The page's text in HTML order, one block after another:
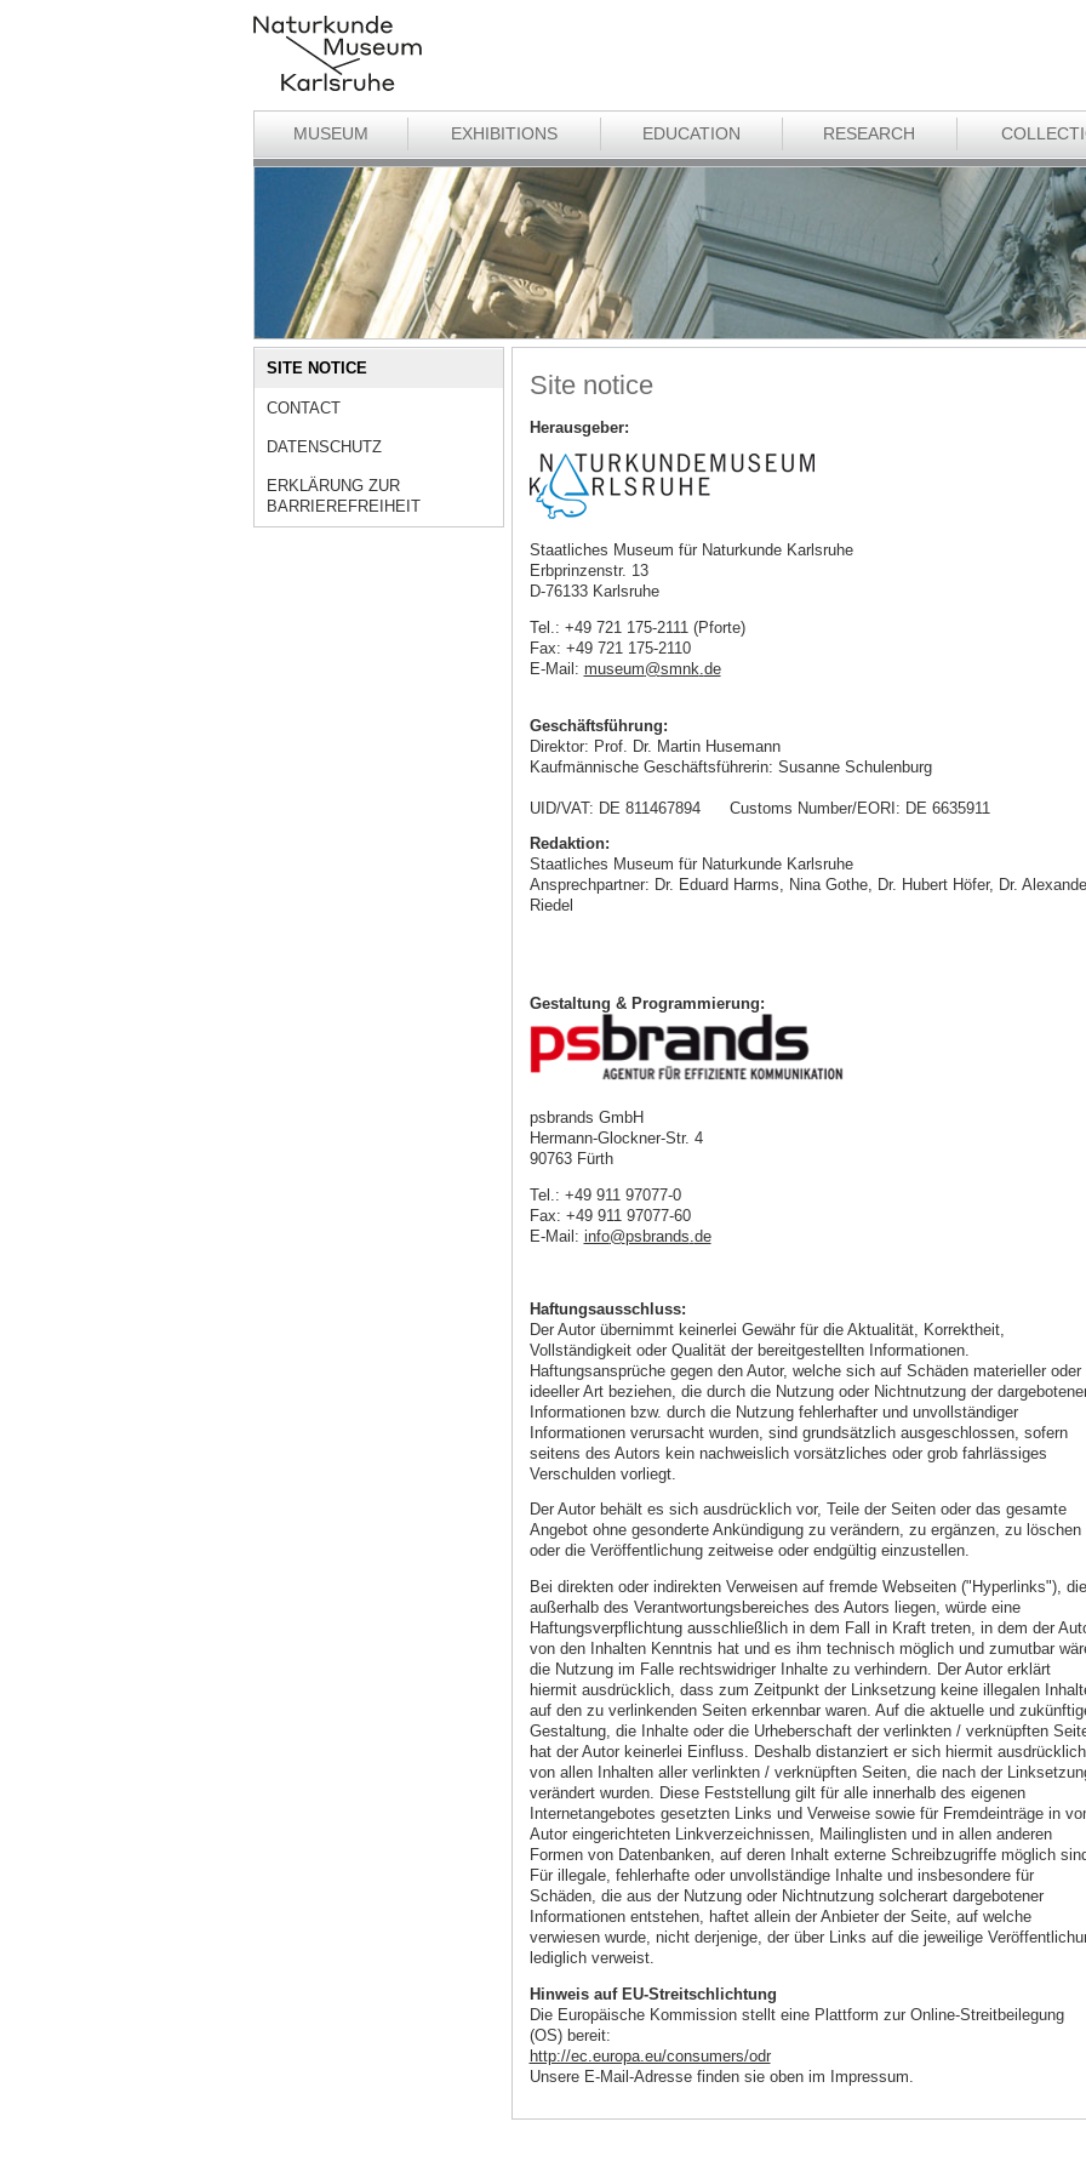
MUSEUM EXHIBITIONS EDUCATION RESEARCH
SITE NOTICE
CONTACT
DATENSCHUTZ
ERKLÄRUNG ZUR
BARRIEREFREIHEIT
Site notice
Herausgeber:
Staatliches Museum für Naturkunde Karlsruhe
Erbprinzenstr. 13
D-76133 Karlsruhe
Tel.: +49 721 175-2111 (Pforte)
Fax: +49 721 175-2110
E-Mail: museum@smnk de
Geschäftsführung:
Direktor: Prof. Dr. Martin Husemann
Kaufmännische Geschäftsführerin: Susanne Schulenburg
UID/VAT: DE 811467894 Customs Number/EORI: DE 6635911
Redaktion:
Staatliches Museum für Naturkunde Karlsruhe
Ansprechpartner: Dr. Eduard Harms, Nina Gothe, Dr. Hubert Höfer, Dr.
Riedel
Gestaltung & Programmierung:
psbrands GmbH
Hermann-Glockner-Str. 4
90763 Fürth
Tel.: +49 911 97077-0
Fax: +49 911 97077-60
E-Mail: info@psbrands.de
Haftungsausschluss:
Der Autor übernimmt keinerlei Gewähr für die Aktualität, Korrektheit,
Vollständigkeit oder Qualität der bereitgestellten Informationen.
Haftungsansprüche gegen den Autor, welche sich auf Schäden materieller oder
ideeller Art beziehen, die durch die Nutzung oder Nichtnutzung der
Informationen bzw. durch die Nutzung fehlerhafter und unvollständiger
Informationen verursacht wurden, sind grundsätzlich ausgeschlossen, sofern
seitens des Autors kein nachweislich vorsätzliches oder grob fahrlässiges
Verschulden vorliegt.
Der Autor behält es sich ausdrücklich vor, Teile der Seiten oder das gesamte
Angebot ohne gesonderte Ankündigung zu verändern, zu ergänzen, zu löschen
oder die Veröffentlichung zeitweise oder endgültig einzustellen.
Bei direkten oder indirekten Verweisen auf fremde Webseiten ("Hyperlinks"), die
außerhalb des Verantwortungsbereiches des Autors liegen, würde eine
Haftungsverpflichtung ausschließlich in dem Fall in Kraft treten, in dem der
von den Inhalten Kenntnis hat und es ihm technisch möglich und zumutbar
die Nutzung im Falle rechtswidriger Inhalte zu verhindern. Der Autor erklärt
hiermit ausdrücklich, dass zum Zeitpunkt der Linksetzung keine illegalen
auf den zu verlinkenden Seiten erkennbar waren. Auf die aktuelle und
Gestaltung, die Inhalte oder die Urheberschaft der verlinkten / verknüpften
hat der Autor keinerlei Einfluss. Deshalb distanziert er sich hiermit ausdrücklich
von allen Inhalten aller verlinkten / verknüpften Seiten, die nach der
verändert wurden. Diese Feststellung gilt für alle innerhalb des eigenen
Internetangebotes gesetzten Links und Verweise sowie für Fremdeinträge in
Autor eingerichteten Linkverzeichnissen, Mailinglisten und in allen anderen
Formen von Datenbanken, auf deren Inhalt externe Schreibzugriffe möglich
Für illegale, fehlerhafte oder unvollständige Inhalte und insbesondere für
Schäden, die aus der Nutzung oder Nichtnutzung solcherart dargebotener
Informationen entstehen, haftet allein der Anbieter der Seite, auf welche
verwiesen wurde, nicht derjenige, der über Links auf die jeweilige
lediglich verweist.
Hinweis auf EU-Streitschlichtung
Die Europäische Kommission stellt eine Plattform zur Online-Streitbeilegung
(OS) bereit:
http://ec.europa.eu/consumers/odr
Unsere E-Mail-Adresse finden sie oben im Impressum.